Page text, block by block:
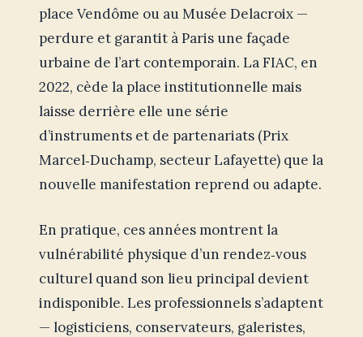
place Vendôme ou au Musée Delacroix —
perdure et garantit à Paris une façade
urbaine de l’art contemporain. La FIAC, en
2022, cède la place institutionnelle mais
laisse derrière elle une série
d’instruments et de partenariats (Prix
Marcel‑Duchamp, secteur Lafayette) que la
nouvelle manifestation reprend ou adapte.
En pratique, ces années montrent la
vulnérabilité physique d’un rendez‑vous
culturel quand son lieu principal devient
indisponible. Les professionnels s’adaptent
— logisticiens, conservateurs, galeristes,